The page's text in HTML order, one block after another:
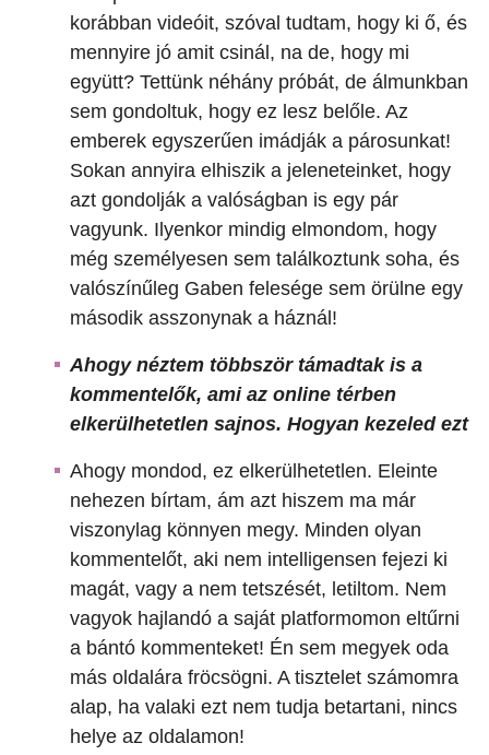
korábban videóit, szóval tudtam, hogy ki ő, és
mennyire jó amit csinál, na de, hogy mi
együtt? Tettünk néhány próbát, de álmunkban
sem gondoltuk, hogy ez lesz belőle. Az
emberek egyszerűen imádják a párosunkat!
Sokan annyira elhiszik a jeleneteinket, hogy
azt gondolják a valóságban is egy pár
vagyunk. Ilyenkor mindig elmondom, hogy
még személyesen sem találkoztunk soha, és
valószínűleg Gaben felesége sem örülne egy
második asszonynak a háznál!
Ahogy néztem többször támadtak is a
kommentelők, ami az online térben
elkerülhetetlen sajnos. Hogyan kezeled ezt
Ahogy mondod, ez elkerülhetetlen. Eleinte
nehezen bírtam, ám azt hiszem ma már
viszonylag könnyen megy. Minden olyan
kommentelőt, aki nem intelligensen fejezi ki
magát, vagy a nem tetszését, letiltom. Nem
vagyok hajlandó a saját platformomon eltűrni
a bántó kommenteket! Én sem megyek oda
más oldalára fröcsögni. A tisztelet számomra
alap, ha valaki ezt nem tudja betartani, nincs
helye az oldalamon!